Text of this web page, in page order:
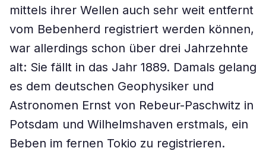
mittels ihrer Wellen auch sehr weit entfernt
vom Bebenherd registriert werden können,
war allerdings schon über drei Jahrzehnte
alt: Sie fällt in das Jahr 1889. Damals gelang
es dem deutschen Geophysiker und
Astronomen Ernst von Rebeur-Paschwitz in
Potsdam und Wilhelmshaven erstmals, ein
Beben im fernen Tokio zu registrieren.